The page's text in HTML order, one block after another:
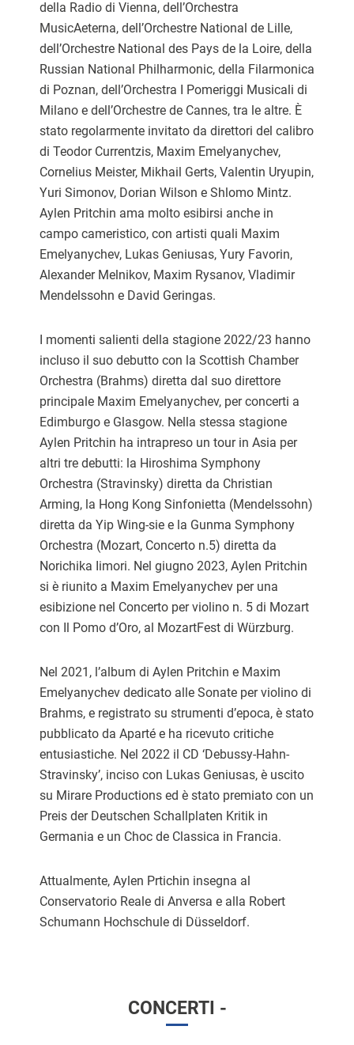
della Radio di Vienna, dell’Orchestra
MusicAeterna, dell’Orchestre National de Lille,
dell’Orchestre National des Pays de la Loire, della
Russian National Philharmonic, della Filarmonica
di Poznan, dell’Orchestra I Pomeriggi Musicali di
Milano e dell’Orchestre de Cannes, tra le altre. È
stato regolarmente invitato da direttori del calibro
di Teodor Currentzis, Maxim Emelyanychev,
Cornelius Meister, Mikhail Gerts, Valentin Uryupin,
Yuri Simonov, Dorian Wilson e Shlomo Mintz.
Aylen Pritchin ama molto esibirsi anche in
campo cameristico, con artisti quali Maxim
Emelyanychev, Lukas Geniusas, Yury Favorin,
Alexander Melnikov, Maxim Rysanov, Vladimir
Mendelssohn e David Geringas.
I momenti salienti della stagione 2022/23 hanno
incluso il suo debutto con la Scottish Chamber
Orchestra (Brahms) diretta dal suo direttore
principale Maxim Emelyanychev, per concerti a
Edimburgo e Glasgow. Nella stessa stagione
Aylen Pritchin ha intrapreso un tour in Asia per
altri tre debutti: la Hiroshima Symphony
Orchestra (Stravinsky) diretta da Christian
Arming, la Hong Kong Sinfonietta (Mendelssohn)
diretta da Yip Wing-sie e la Gunma Symphony
Orchestra (Mozart, Concerto n.5) diretta da
Norichika Iimori. Nel giugno 2023, Aylen Pritchin
si è riunito a Maxim Emelyanychev per una
esibizione nel Concerto per violino n. 5 di Mozart
con Il Pomo d’Oro, al MozartFest di Würzburg.
Nel 2021, l’album di Aylen Pritchin e Maxim
Emelyanychev dedicato alle Sonate per violino di
Brahms, e registrato su strumenti d’epoca, è stato
pubblicato da Aparté e ha ricevuto critiche
entusiastiche. Nel 2022 il CD ‘Debussy-Hahn-
Stravinsky’, inciso con Lukas Geniusas, è uscito
su Mirare Productions ed è stato premiato con un
Preis der Deutschen Schallplaten Kritik in
Germania e un Choc de Classica in Francia.
Attualmente, Aylen Prtichin insegna al
Conservatorio Reale di Anversa e alla Robert
Schumann Hochschule di Düsseldorf.
CONCERTI -